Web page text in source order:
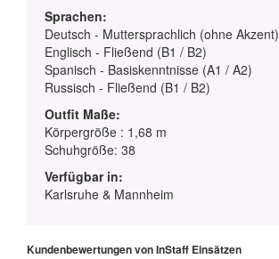
Sprachen:
Deutsch - Muttersprachlich (ohne Akzent)
Englisch - Fließend (B1 / B2)
Spanisch - Basiskenntnisse (A1 / A2)
Russisch - Fließend (B1 / B2)
Outfit Maße:
Körpergröße : 1,68 m
Schuhgröße: 38
Verfügbar in:
Karlsruhe & Mannheim
Kundenbewertungen von InStaff Einsätzen